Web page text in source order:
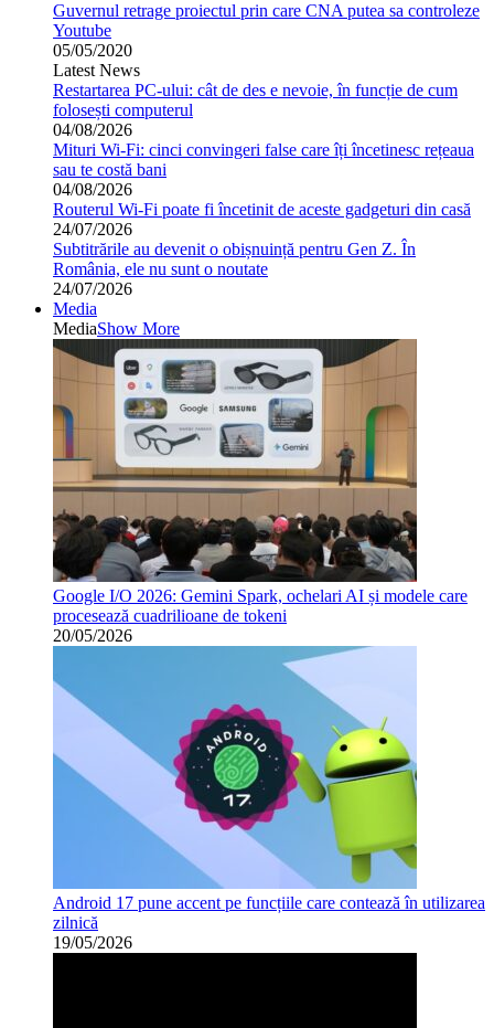
Guvernul retrage proiectul prin care CNA putea sa controleze
Youtube
05/05/2020
Latest News
Restartarea PC-ului: cât de des e nevoie, în funcție de cum
folosești computerul
04/08/2026
Mituri Wi-Fi: cinci convingeri false care îți încetinesc rețeaua
sau te costă bani
04/08/2026
Routerul Wi-Fi poate fi încetinit de aceste gadgeturi din casă
24/07/2026
Subtitrările au devenit o obișnuință pentru Gen Z. În
România, ele nu sunt o noutate
24/07/2026
Media
MediaShow More
Google I/O 2026: Gemini Spark, ochelari AI și modele care
procesează cuadrilioane de tokeni
20/05/2026
Android 17 pune accent pe funcțiile care contează în utilizarea
zilnică
19/05/2026